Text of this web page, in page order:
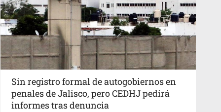
Sin registro formal de autogobiernos en
penales de Jalisco, pero CEDHJ pedirá
informes tras denuncia